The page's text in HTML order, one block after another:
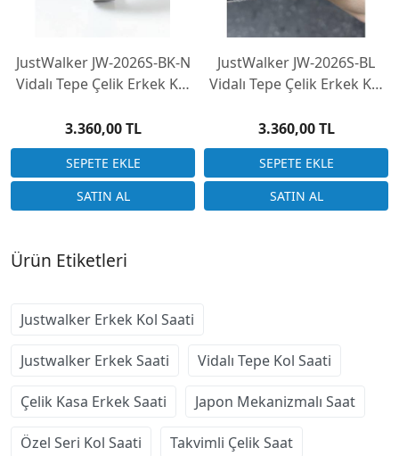
JustWalker JW-2026S-BK-N
Vidalı Tepe Çelik Erkek Kol
3.360,00 TL
JustWalker JW-2026S-BL
Vidalı Tepe Çelik Erkek Kol
3.360,00 TL
Ürün Etiketleri
Justwalker Erkek Kol Saati
Justwalker Erkek Saati Vidalı Tepe Kol Saati
Çelik Kasa Erkek Saati Japon Mekanizmalı Saat
Özel Seri Kol Saati Takvimli Çelik Saat